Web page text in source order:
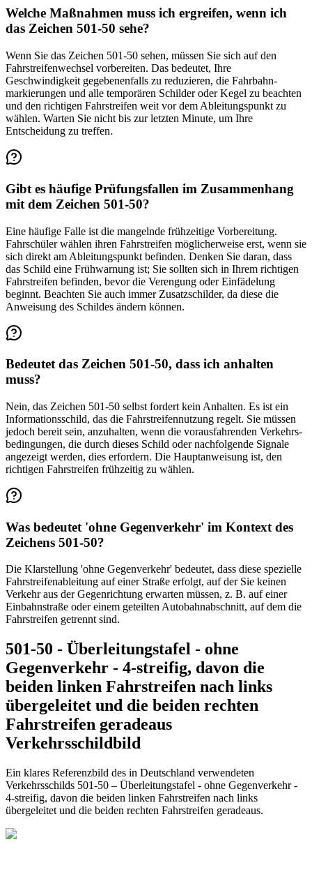
Welche Maßnahmen muss ich ergreifen, wenn ich
das Zeichen 501-50 sehe?
Wenn Sie das Zeichen 501-50 sehen, müssen Sie sich auf den
Fahrstreifen­wechsel vorbereiten. Das bedeutet, Ihre
Geschwindigkeit gegebenenfalls zu reduzieren, die Fahrbahn­
markierungen und alle temporären Schilder oder Kegel zu beachten
und den richtigen Fahrstreifen weit vor dem Ableitungs­punkt zu
wählen. Warten Sie nicht bis zur letzten Minute, um Ihre
Entscheidung zu treffen.
Gibt es häufige Prüfungsfallen im Zusammenhang
mit dem Zeichen 501-50?
Eine häufige Falle ist die mangelnde frühzeitige Vorbereitung.
Fahrschüler wählen ihren Fahrstreifen möglicherweise erst, wenn sie
sich direkt am Ableitungs­punkt befinden. Denken Sie daran, dass
das Schild eine Frühwarnung ist; Sie sollten sich in Ihrem richtigen
Fahrstreifen befinden, bevor die Verengung oder Einfädelung
beginnt. Beachten Sie auch immer Zusatzschilder, da diese die
Anweisung des Schildes ändern können.
Bedeutet das Zeichen 501-50, dass ich anhalten
muss?
Nein, das Zeichen 501-50 selbst fordert kein Anhalten. Es ist ein
Information­sschild, das die Fahrstreifen­nutzung regelt. Sie müssen
jedoch bereit sein, anzuhalten, wenn die voraus­fahrenden Verkehrs­
bedingungen, die durch dieses Schild oder nachfolgende Signale
angezeigt werden, dies erfordern. Die Hauptanweisung ist, den
richtigen Fahrstreifen frühzeitig zu wählen.
Was bedeutet 'ohne Gegenverkehr' im Kontext des
Zeichens 501-50?
Die Klarstellung 'ohne Gegenverkehr' bedeutet, dass diese spezielle
Fahrstreifen­ableitung auf einer Straße erfolgt, auf der Sie keinen
Verkehr aus der Gegenrichtung erwarten müssen, z. B. auf einer
Einbahnstraße oder einem geteilten Autobahn­abschnitt, auf dem die
Fahrstreifen getrennt sind.
501-50 - Überleitungstafel - ohne
Gegenverkehr - 4-streifig, davon die
beiden linken Fahrstreifen nach links
übergeleitet und die beiden rechten
Fahrstreifen geradeaus
Verkehrsschildbild
Ein klares Referenzbild des in Deutschland verwendeten
Verkehrsschilds 501-50 – Überleitungstafel - ohne Gegenverkehr -
4-streifig, davon die beiden linken Fahrstreifen nach links
übergeleitet und die beiden rechten Fahrstreifen geradeaus.